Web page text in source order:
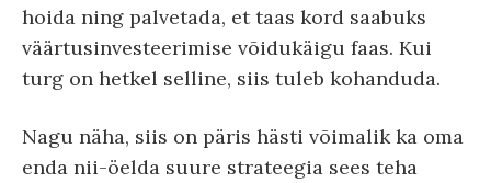
hoida ning palvetada, et taas kord saabuks
väärtusinvesteerimise võidukäigu faas. Kui
turg on hetkel selline, siis tuleb kohanduda.
Nagu näha, siis on päris hästi võimalik ka oma
enda nii-öelda suure strateegia sees teha